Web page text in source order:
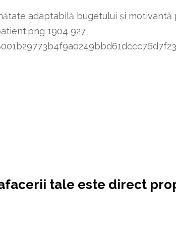
adaptabilă bugetului și motivantă
1904 927
tale este direct